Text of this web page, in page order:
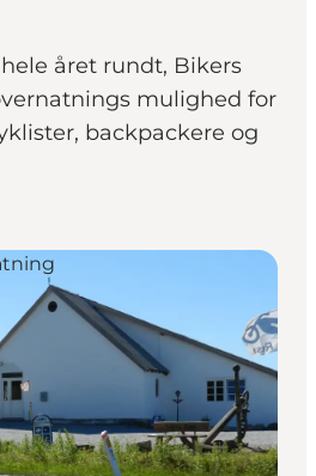
året rundt, Bikers
mulighed for
backpackere og